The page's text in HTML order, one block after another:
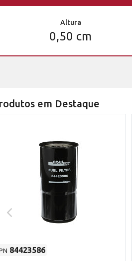
Altura
0,50 cm
em Destaque
84423586